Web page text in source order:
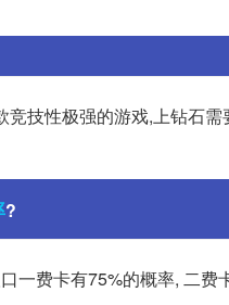
技性极强的游戏,上钻石
?
一费卡有75%的概率, 二